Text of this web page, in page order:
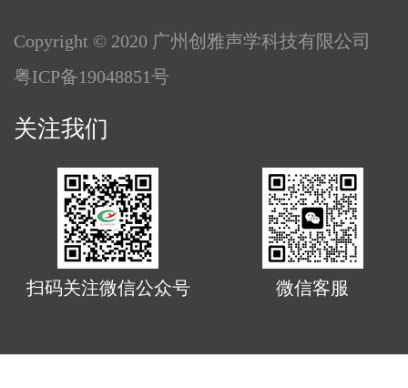
Copyright © 2020 广州创雅声学科技有限公司
粤ICP备19048851号
关注我们
扫码关注微信公众号 微信客服